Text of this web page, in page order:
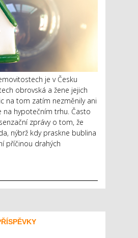
je v Česku
obrovská a žene jejich
na tom zatím nezměnily ani
na hypotečním trhu. Často
zprávy o tom, že
nýbrž kdy praskne bublina
příčinou drahých